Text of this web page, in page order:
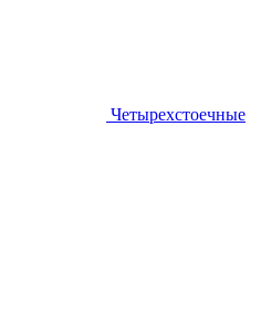
Четырехстоечные